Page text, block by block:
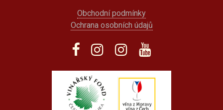
Obchodní podmínky
Ochrana osobních údajů